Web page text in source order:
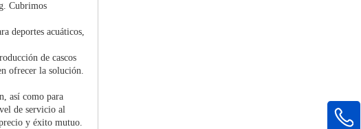
Cubrimos
deportes acuáticos,
de cascos
ofrecer la solución.
así como para
de servicio al
y éxito mutuo.